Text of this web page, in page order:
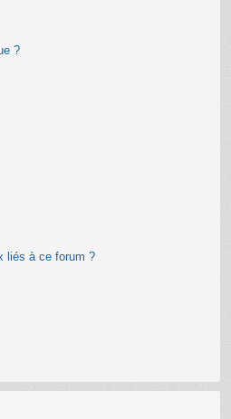
?
liés à ce forum ?